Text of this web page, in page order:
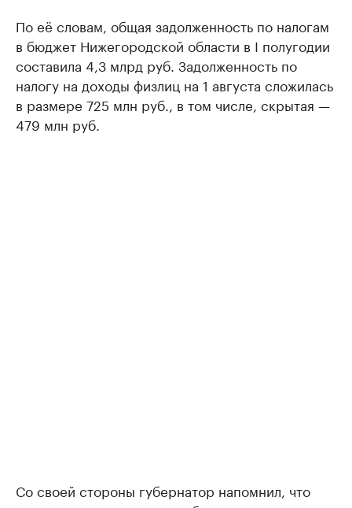
По её словам, общая задолженность по налогам
в бюджет Нижегородской области в I полугодии
составила 4,3 млрд руб. Задолженность по
налогу на доходы физлиц на 1 августа сложилась
в размере 725 млн руб., в том числе, скрытая —
479 млн руб.
Со своей стороны губернатор напомнил, что